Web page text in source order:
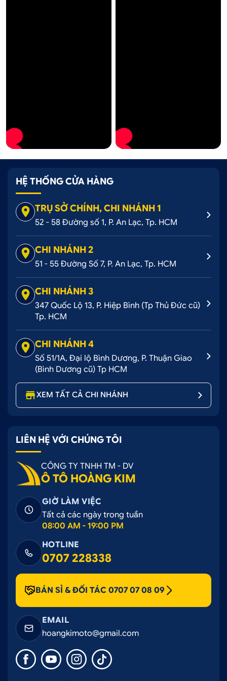
HỆ THỐNG CỬA HÀNG
TRỤ SỞ CHÍNH, CHI NHÁNH 1
52 - 58 Đường số 1, P. An Lạc, Tp. HCM
CHI NHÁNH 2
51 - 55 Đường Số 7, P. An Lạc, Tp. HCM
CHI NHÁNH 3
347 Quốc Lộ 13, P. Hiệp Bình (Tp Thủ Đức cũ)
Tp. HCM
CHI NHÁNH 4
Số 51/1A, Đại lộ Bình Dương, P. Thuận Giao
(Bình Dương cũ) Tp HCM
XEM TẤT CẢ CHI NHÁNH
LIÊN HỆ VỚI CHÚNG TÔI
CÔNG TY TNHH TM - DV
Ô TÔ HOÀNG KIM
GIỜ LÀM VIỆC
Tất cả các ngày trong tuần
08:00 AM - 19:00 PM
HOTLINE
0707 228338
BÁN SỈ & ĐỐI TÁC 0707 07 08 09
EMAIL
hoangkimoto@gmail.com